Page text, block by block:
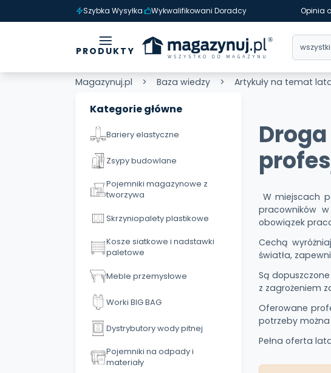
Szybka Wysyłka Wykwalifikowani Doradcy Opinia
PRODUKTY
Magazynuj.pl Baza wiedzy Artykuły na temat
Kategorie główne
Bariery elastyczne
Zsypy budowlane
Pojemniki magazynowe z
tworzywa
Skrzyniopalety plastikowe
Kosze siatkowe i nadstawki
paletowe
Meble przemysłowe
Worki BIG BAG
Dystrybutory wody pitnej
Pojemniki na odpady i
materiały
W miejscach
pracowników
obowiązek
Cechą
światła,
Są
z zagrożeniem
Oferowane
potrzeby
Pełna oferta